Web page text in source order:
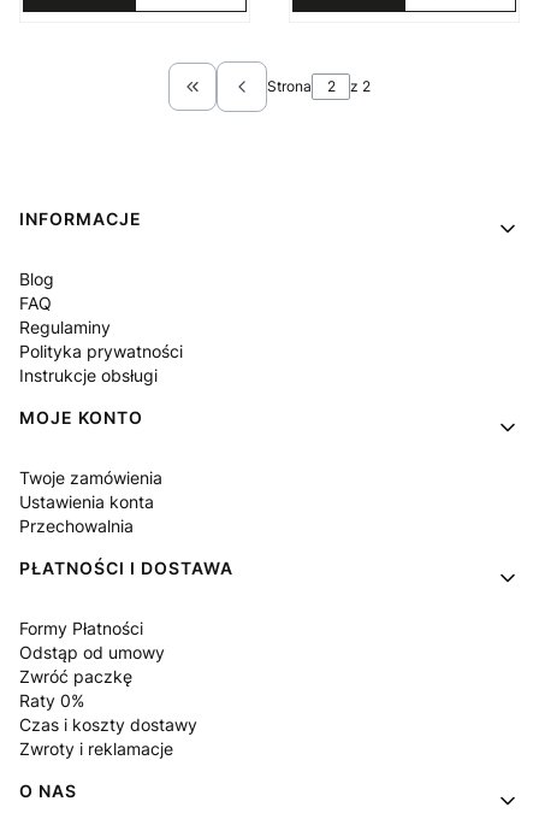
Wróć do pierwszej strony z produktami
Strona z 2
Linki w stopce
INFORMACJE
Blog
FAQ
Regulaminy
Polityka prywatności
Instrukcje obsługi
MOJE KONTO
Twoje zamówienia
Ustawienia konta
Przechowalnia
PŁATNOŚCI I DOSTAWA
Formy Płatności
Odstąp od umowy
Zwróć paczkę
Raty 0%
Czas i koszty dostawy
Zwroty i reklamacje
O NAS